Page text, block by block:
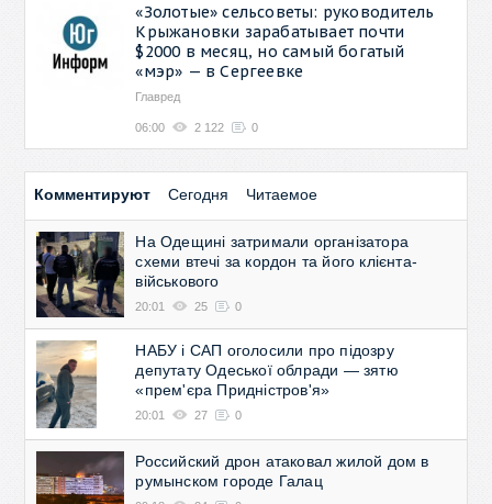
«Золотые» сельсоветы: руководитель
Крыжановки зарабатывает почти
$2000 в месяц, но самый богатый
«мэр» — в Сергеевке
Главред
06:00 2 122 0
Комментируют Сегодня Читаемое
На Одещині затримали організатора
схеми втечі за кордон та його клієнта-
військового
20:01 25 0
НАБУ і САП оголосили про підозру
депутату Одеської облради — зятю
«прем'єра Придністров'я»
20:01 27 0
Российский дрон атаковал жилой дом в
румынском городе Галац